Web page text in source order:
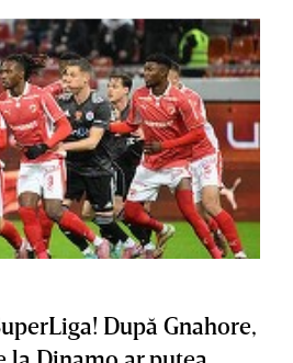
După Gnahore,